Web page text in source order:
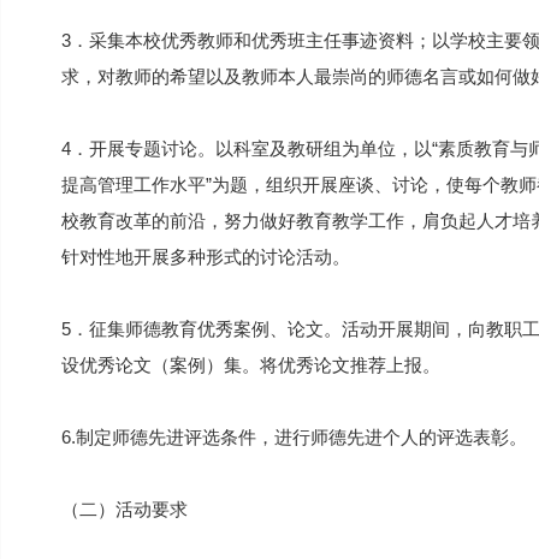
3．采集本校优秀教师和优秀班主任事迹资料；以学校主要
求，对教师的希望以及教师本人最崇尚的师德名言或如何做
4．开展专题讨论。以科室及教研组为单位，以“素质教育与
提高管理工作水平”为题，组织开展座谈、讨论，使每个教
校教育改革的前沿，努力做好教育教学工作，肩负起人才
针对性地开展多种形式的讨论活动。
5．征集师德教育优秀案例、论文。活动开展期间，向教职
设优秀论文（案例）集。将优秀论文推荐上报。
6.制定师德先进评选条件，进行师德先进个人的评选表彰。
（二）活动要求